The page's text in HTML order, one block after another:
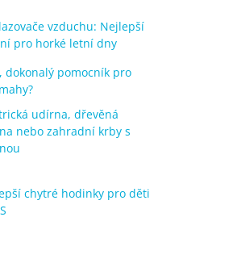
vzduchu: Nejlepší
pro horké letní dny
dokonalý pomocník pro
udírna, dřevěná
nebo zahradní krby s
chytré hodinky pro děti